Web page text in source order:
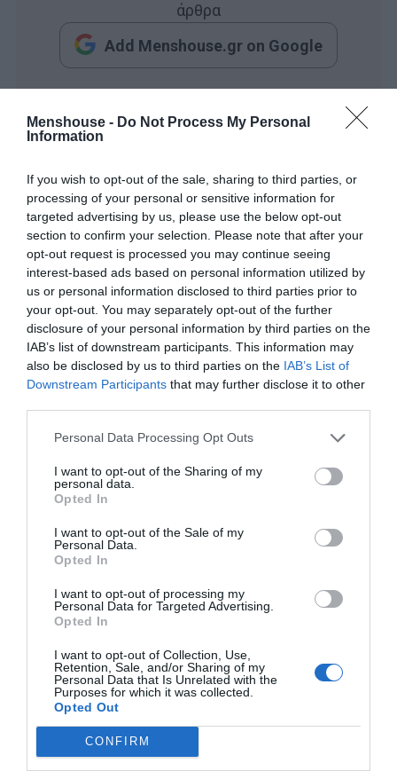
Menshouse - Do Not Process My Personal
Information
If you wish to opt-out of the sale, sharing to third parties, or
processing of your personal or sensitive information for
targeted advertising by us, please use the below opt-out
section to confirm your selection. Please note that after your
opt-out request is processed you may continue seeing
interest-based ads based on personal information utilized by
us or personal information disclosed to third parties prior to
your opt-out. You may separately opt-out of the further
disclosure of your personal information by third parties on the
IAB’s list of downstream participants. This information may
also be disclosed by us to third parties on the IAB’s List of
Downstream Participants that may further disclose it to other
Personal Data Processing Opt Outs
I want to opt-out of the Sharing of my
personal data.
Opted In
I want to opt-out of the Sale of my
Personal Data.
Opted In
I want to opt-out of processing my
Personal Data for Targeted Advertising.
Opted In
I want to opt-out of Collection, Use,
Retention, Sale, and/or Sharing of my
Personal Data that Is Unrelated with the
Purposes for which it was collected.
Opted Out
CONFIRM
άρθρα
Add Menshouse.gr on Google
Διαβάστε για το (επόμενο) πανέμορφο ελληνικό νησί
που αλλάζει όψη εξαιτίας του υπερτουρισμού με ένα
ΔΗΜΟΦΙΛΕΣΤΕΡΑ ΗΜΕΡΑΣ
ΜΠΑΛΑ
Η αλήθεια για τον Ετιέν Καμαρά
ΠΑΙΧΝΙΔΙΑ
Βρες πού βρίσκονται 10 παραλίες:
ΜΠΑΛΑ
Αν δεν το φτιάξει αυτό ο ΠΑΟΚ…